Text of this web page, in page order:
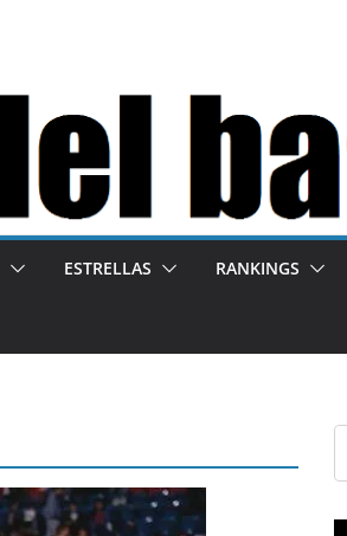
ESTRELLAS RANKINGS